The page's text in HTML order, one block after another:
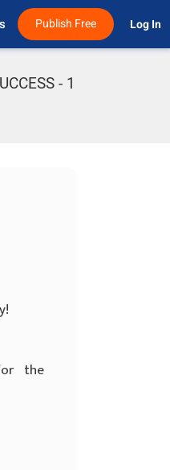
Publish Free Log In
- 1
the